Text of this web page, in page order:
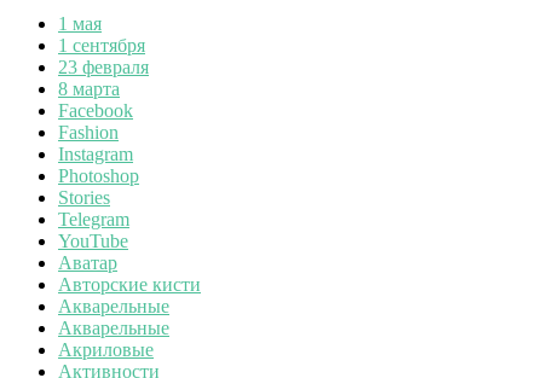
1 мая
1 сентября
23 февраля
8 марта
Facebook
Fashion
Instagram
Photoshop
Stories
Telegram
YouTube
Аватар
Авторские кисти
Акварельные
Акварельные
Акриловые
Активности